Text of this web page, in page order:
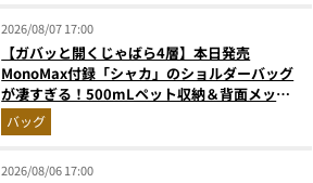
2026/08/07 17:00
【ガバッと開くじゃばら4層】本日発売
MonoMax付録「シャカ」のショルダーバッグ
が凄すぎる！500mLペット収納＆背面メッシ
ュでベタつかない
バッグ
2026/08/06 17:00